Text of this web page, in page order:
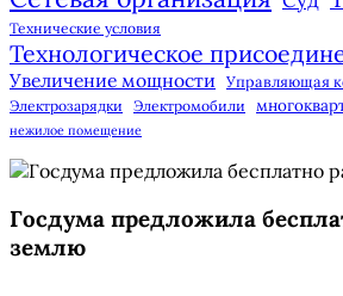
Технические условия
Технологическое
Увеличение мощности Управляющая
Электрозарядки Электромобили
нежилое помещение
Госдума предложила
землю